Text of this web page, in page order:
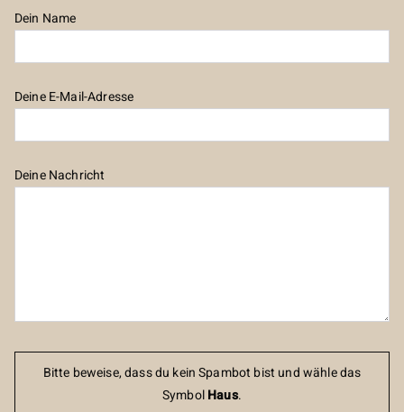
Dein Name
Deine E-Mail-Adresse
Deine Nachricht
Bitte beweise, dass du kein Spambot bist und wähle das
SymbolHaus.